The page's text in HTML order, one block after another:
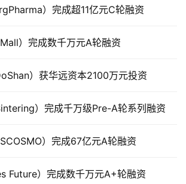
）完成超11亿元C轮融资
）完成数千万元A轮融资
）获华远资本2100万元投资
）完成千万级Pre-A轮系列融资
）完成67亿元A轮融资
Future）完成数千万元A+轮融资